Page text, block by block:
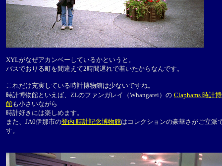
XYLがなぜアカンベーしているかというと。
バスでおりる町を間違えて2時間遅れで着いたからなんです。
これだけ充実している時計博物館は少ないですね。
時計博物館といえば、ZLのファンガレイ（Whangarei）の Claphams 時計
館も小さいながら
時計好きには楽しめます。
また、JA0伊那市の登内 時計記念博物館はコレクションの豪華さがご立派
す。